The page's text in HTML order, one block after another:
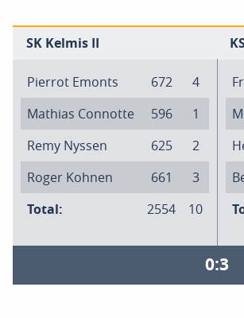
SK Kelmis II
Pierrot Emonts 672
4
Mathias Connotte
596
1
Remy Nyssen
625
2
Roger Kohnen
661
3
Total:
2554 10
0:3